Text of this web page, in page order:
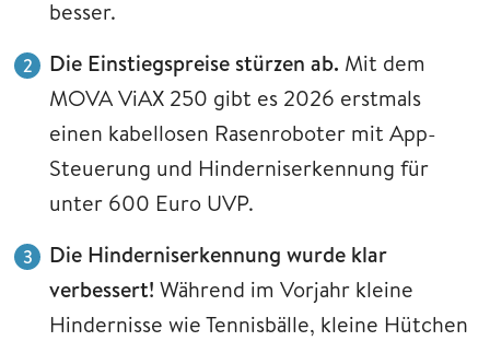
besser.
Die Einstiegspreise stürzen ab. Mit dem
MOVA ViAX 250 gibt es 2026 erstmals
einen kabellosen Rasenroboter mit App-
Steuerung und Hinderniserkennung für
unter 600 Euro UVP.
Die Hinderniserkennung wurde klar
verbessert! Während im Vorjahr kleine
Hindernisse wie Tennisbälle, kleine Hütchen